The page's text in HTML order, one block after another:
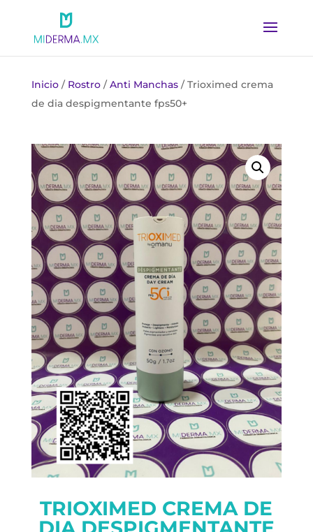
Inicio/ Rostro/Anti Manchas/ Trioximed crema
de dia despigmentante fps50+
TRIOXIMED CREMA DE